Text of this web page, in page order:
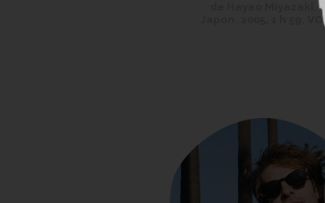
Japon, 2005, 1 h 59, VO.